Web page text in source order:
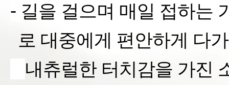
- 길을 걸으며 매일 접하는
로 대중에게 편안하게 다
내츄럴한 터치감을 가진